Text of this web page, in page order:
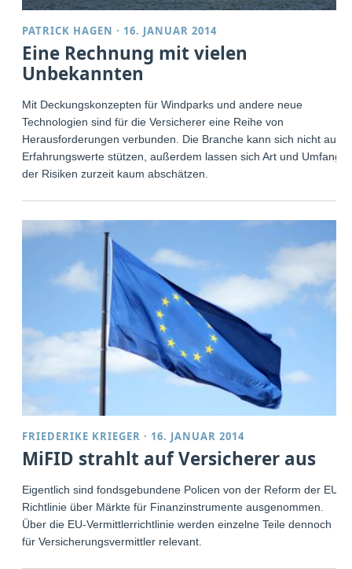
PATRICK HAGEN · 16. JANUAR 2014
Eine Rechnung mit vielen
Unbekannten
Mit Deckungskonzepten für Windparks und andere neue
Technologien sind für die Versicherer eine Reihe von
Herausforderungen verbunden. Die Branche kann sich nicht auf
Erfahrungswerte stützen, außerdem lassen sich Art und Umfang
der Risiken zurzeit kaum abschätzen.
FRIEDERIKE KRIEGER · 16. JANUAR 2014
MiFID strahlt auf Versicherer aus
Eigentlich sind fondsgebundene Policen von der Reform der EU-
Richtlinie über Märkte für Finanzinstrumente ausgenommen.
Über die EU-Vermittlerrichtlinie werden einzelne Teile dennoch
für Versicherungsvermittler relevant.